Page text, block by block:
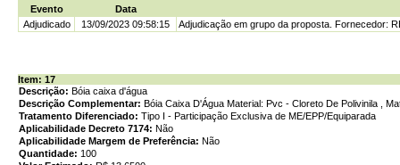
Evento
Data
Adjudicado
13/09/2023 09:58:15 Adjudicação em grupo da proposta. Fornecedor:
Item: 17
Descrição: Bóia caixa d'água
Descrição Complementar: Bóia Caixa D'Água Material: Pvc - Cloreto De Polivinila ,
Tratamento Diferenciado: Tipo I - Participação Exclusiva de ME/EPP/Equiparada
Aplicabilidade Decreto 7174: Não
Aplicabilidade Margem de Preferência: Não
Quantidade: 100